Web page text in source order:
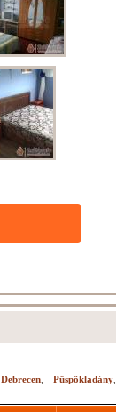
Debrecen, Püspökladány